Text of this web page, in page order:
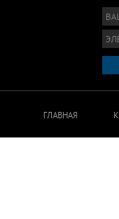
ГЛАВНАЯ